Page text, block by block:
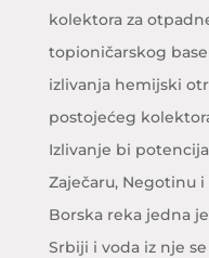
kolektora za
topioničarskog
izlivanja hemijski
postojećeg
Izlivanje bi
Zaječaru, Negotinu
Borska reka jedna
Srbiji i voda iz nje